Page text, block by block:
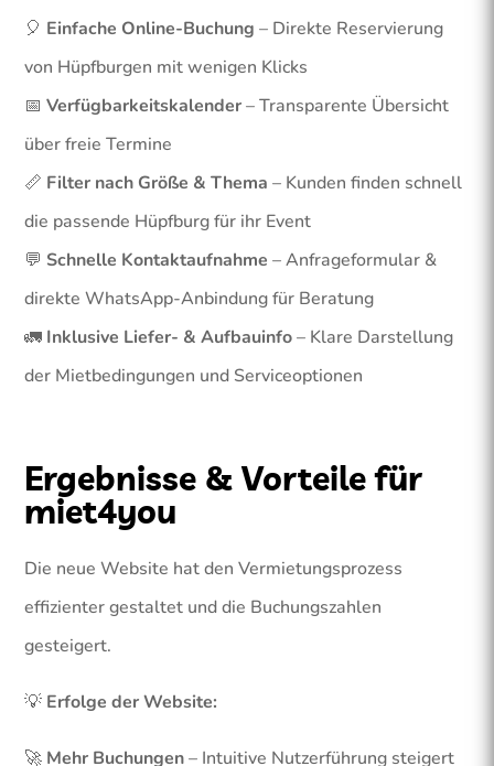
🎈 Einfache Online-Buchung – Direkte Reservierung
von Hüpfburgen mit wenigen Klicks
📅Verfügbarkeitskalender– Transparente Übersicht
über freie Termine
📏 Filter nach Größe & Thema – Kunden finden schnell
die passende Hüpfburg für ihr Event
💬 Schnelle Kontaktaufnahme – Anfrageformular &
direkte WhatsApp-Anbindung für Beratung
🚛 Inklusive Liefer- & Aufbauinfo– Klare Darstellung
der Mietbedingungen und Serviceoptionen
Ergebnisse & Vorteile für
miet4you
Die neue Website hat den Vermietungsprozess
effizienter gestaltet und die Buchungszahlen
gesteigert.
💡 Erfolge der Website:
🚀 Mehr Buchungen– Intuitive Nutzerführung steigert